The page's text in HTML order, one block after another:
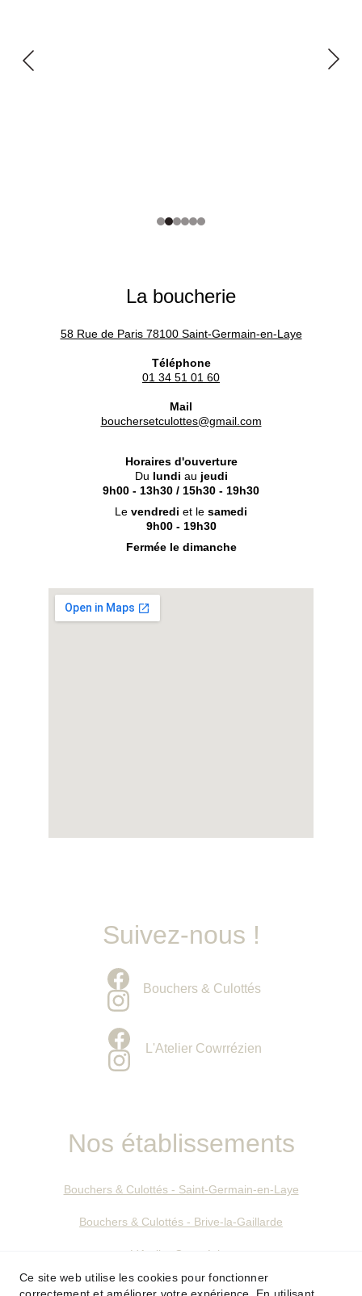
La boucherie
58 Rue de Paris 78100 Saint-Germain-en-Laye
Téléphone
01 34 51 01 60
Mail
bouchersetculottes@gmail.com
Horaires d'ouverture
Du lundi au jeudi
9h00 - 13h30 / 15h30 - 19h30
Le vendredi et le samedi
9h00 - 19h30
Fermée le dimanche
Suivez-nous !
Nos établissements
Bouchers & Culottés
L'Atelier Cowrrézien
Bouchers & Culottés - Saint-Germain-en-Laye
Bouchers & Culottés - Brive-la-Gaillarde
L'Atelier Cowrrézien
Ce site web utilise les cookies pour fonctionner